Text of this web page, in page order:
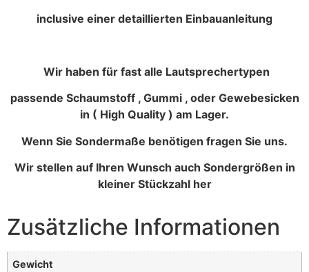
inclusive einer detaillierten Einbauanleitung
Wir haben für fast alle Lautsprechertypen
passende Schaumstoff , Gummi , oder Gewebesicken
in ( High Quality ) am Lager.
Wenn Sie Sondermaße benötigen fragen Sie uns.
Wir stellen auf Ihren Wunsch auch Sondergrößen in
kleiner Stückzahl her
Zusätzliche Informationen
Gewicht